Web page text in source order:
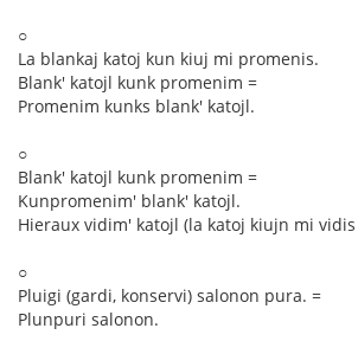
○
La blankaj katoj kun kiuj mi promenis.
Blank' katojl kunk promenim =
Promenim kunks blank' katojl.
○
Blank' katojl kunk promenim =
Kunpromenim' blank' katojl.
Hieraux vidim' katojl (la katoj kiujn mi
○
Pluigi (gardi, konservi) salonon pura. =
Plunpuri salonon.